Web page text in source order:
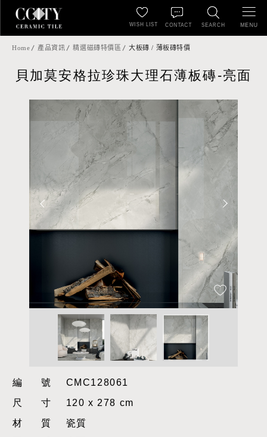
SEARCH
WISH LIST CONTACT MENU
Home 產品資訊 精選磁磚特價區 大板磚 / 薄板磚特價
貝加莫安格拉珍珠大理石薄板磚-亮面
編號CMC128061
尺寸120 x 278 cm
材質瓷質